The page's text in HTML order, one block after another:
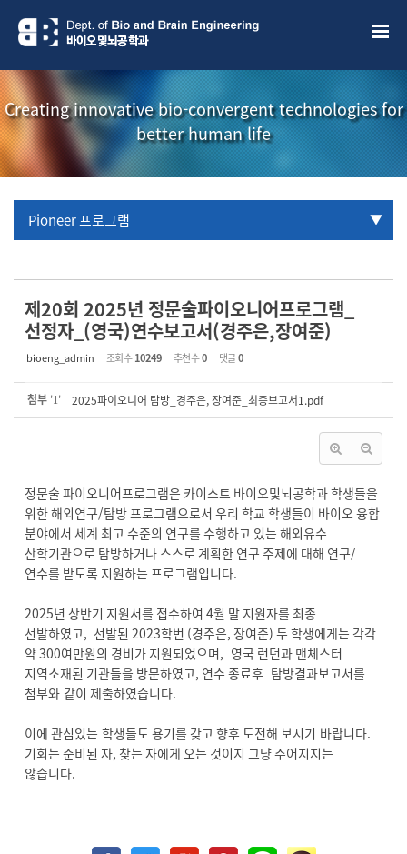
Creating innovative bio-convergent technologies for
better human life
Pioneer 프로그램
학부생 국제학술대회 참관프로그램
제20회 2025년 정문술파이오니어프로그램_
선정자_(영국)연수보고서(경주은,장여준)
bioeng_admin 조회 수10249 추천 수0 댓글0
첨부 '1' 2025파이오니어 탐방_경주은, 장여준_최종보고서1.pdf
정문술 파이오니어프로그램은 카이스트 바이오및뇌공학과 학생들을
위한 해외연구/탐방 프로그램으로서 우리 학교 학생들이 바이오 융합
분야에서 세계 최고 수준의 연구를 수행하고 있는 해외유수
산학기관으로 탐방하거나 스스로 계획한 연구 주제에 대해 연구/
연수를 받도록 지원하는 프로그램입니다.
2025년 상반기 지원서를 접수하여 4월 말 지원자를 최종
선발하였고, 선발된 2023학번 (경주은, 장여준) 두 학생에게는 각각
약 300여만원의 경비가 지원되었으며, 영국 런던과 맨체스터
지역소재된 기관들을 방문하였고, 연수 종료후 탐방결과보고서를
첨부와 같이 제출하였습니다.
이에 관심있는 학생들도 용기를 갖고 향후 도전해 보시기 바랍니다.
기회는 준비된 자, 찾는 자에게 오는 것이지 그냥 주어지지는
않습니다.